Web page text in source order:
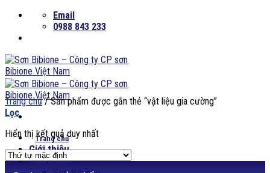
Skip
content
Email
0988 843 233
Trang chủ
Giới thiệu
Sản phẩm
Trang chủ /Sản phẩm được gắn thẻ “vật liệu gia cường”
Lọc
Hiển thị kết quả duy nhất